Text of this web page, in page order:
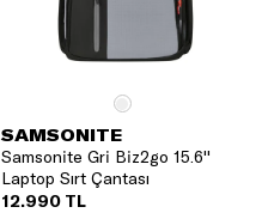
SAMSONITE
Samsonite Gri Biz2go 15.6''
Laptop Sırt Çantası
12.990 TL